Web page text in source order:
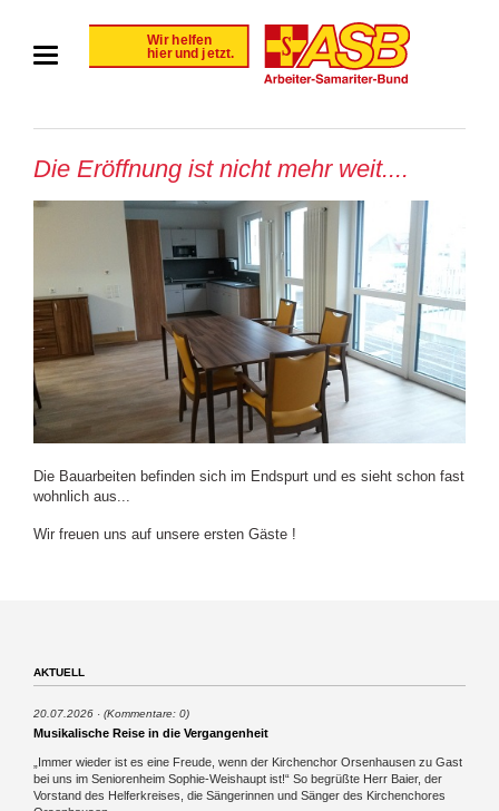
Die Eröffnung ist nicht mehr weit....
Die Bauarbeiten befinden sich im Endspurt und es sieht schon fast
wohnlich aus...
Wir freuen uns auf unsere ersten Gäste !
AKTUELL
20.07.2026 (Kommentare: 0)
Musikalische Reise in die Vergangenheit
„Immer wieder ist es eine Freude, wenn der Kirchenchor Orsenhausen zu Gast
bei uns im Seniorenheim Sophie-Weishaupt ist!“ So begrüßte Herr Baier, der
Vorstand des Helferkreises, die Sängerinnen und Sänger des Kirchenchores